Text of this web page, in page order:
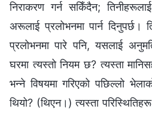
निराकरण गर्न सकिँदैन;
अरूलाई प्रलोभनमा पार्न
प्रलोभनमा पारे पनि, यसलाई
घरमा त्यस्तो नियम छ? त्यस्ता
भन्‍ने विषयमा गरिएको पछिल्‍लो
थियो? (थिएन।) त्यस्ता